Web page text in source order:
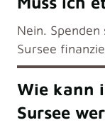
Nein.
Sursee
Wie kann
Sursee